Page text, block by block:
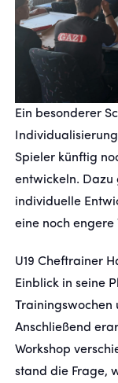
Ein besonderer
Spieler künftig
entwickeln. Dazu
individuelle
eine noch engere
U19 Cheftrainer
Einblick in seine
Trainingswochen
Anschließend
Workshop
stand die Frage,